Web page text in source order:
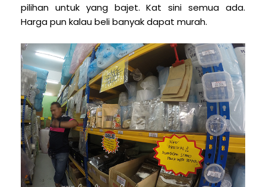
pilihan untuk yang bajet. Kat sini semua ada.
Harga pun kalau beli banyak dapat murah.